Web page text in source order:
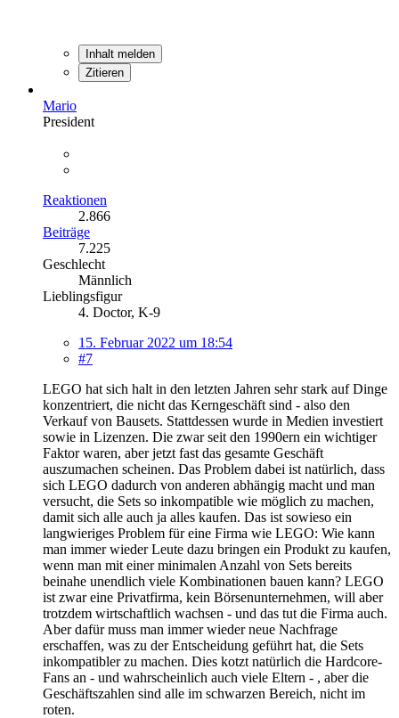
Inhalt melden
Zitieren
Mario
President
Reaktionen
2.866
Beiträge
7.225
Geschlecht
Männlich
Lieblingsfigur
4. Doctor, K-9
15. Februar 2022 um 18:54
#7
LEGO hat sich halt in den letzten Jahren sehr stark auf Dinge
konzentriert, die nicht das Kerngeschäft sind - also den
Verkauf von Bausets. Stattdessen wurde in Medien investiert
sowie in Lizenzen. Die zwar seit den 1990ern ein wichtiger
Faktor waren, aber jetzt fast das gesamte Geschäft
auszumachen scheinen. Das Problem dabei ist natürlich, dass
sich LEGO dadurch von anderen abhängig macht und man
versucht, die Sets so inkompatible wie möglich zu machen,
damit sich alle auch ja alles kaufen. Das ist sowieso ein
langwieriges Problem für eine Firma wie LEGO: Wie kann
man immer wieder Leute dazu bringen ein Produkt zu kaufen,
wenn man mit einer minimalen Anzahl von Sets bereits
beinahe unendlich viele Kombinationen bauen kann? LEGO
ist zwar eine Privatfirma, kein Börsenunternehmen, will aber
trotzdem wirtschaftlich wachsen - und das tut die Firma auch.
Aber dafür muss man immer wieder neue Nachfrage
erschaffen, was zu der Entscheidung geführt hat, die Sets
inkompatibler zu machen. Dies kotzt natürlich die Hardcore-
Fans an - und wahrscheinlich auch viele Eltern - , aber die
Geschäftszahlen sind alle im schwarzen Bereich, nicht im
roten.